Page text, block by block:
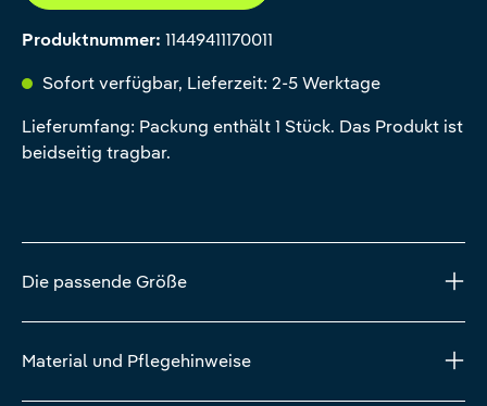
Produktnummer: 11449411170011
Sofort verfügbar, Lieferzeit: 2-5 Werktage
Lieferumfang: Packung enthält 1 Stück. Das Produkt ist
beidseitig tragbar.
Die passende Größe
Material und Pflegehinweise